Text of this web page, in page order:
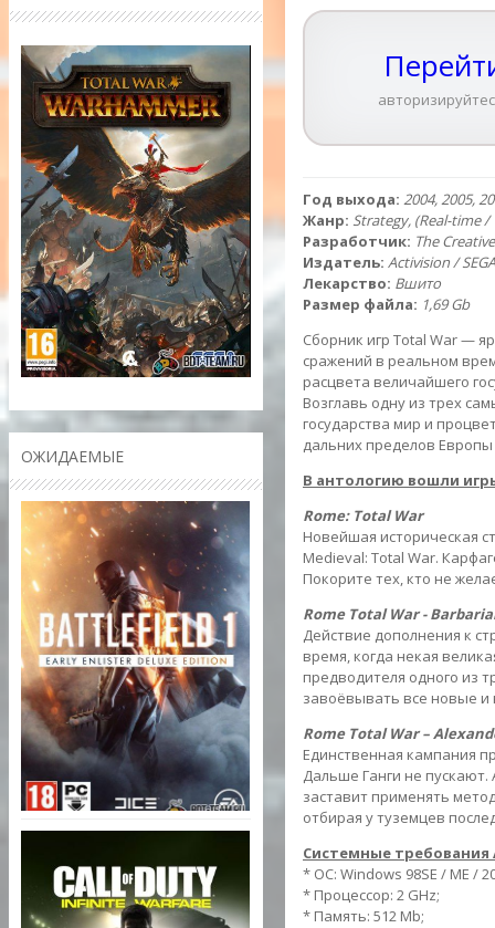
Год выхода: 2004, 2005,
Жанр: Strategy, (Real-time /
Разработчик: The
Издатель: Activision / SEGA
Лекарство: Вшито
Размер файла: 1,69 Gb
Сборник игр Total War —
сражений в реальном
расцвета величайшего
Возглавь одну из трех
государства мир и
дальних пределов
В антологию вошли
Rome: Total War
Новейшая историческая
Medieval: Total War.
Покорите тех, кто не
Rome Total War -
Действие дополнения к
время, когда некая
предводителя одного из
завоёвывать все новые и
Rome Total War –
Единственная кампания
Дальше Ганги не
заставит применять
отбирая у туземцев
Системные
* ОС: Windows 98SE / ME /
* Процессор: 2 GHz;
* Память: 512 Mb;
ОЖИДАЕМЫЕ